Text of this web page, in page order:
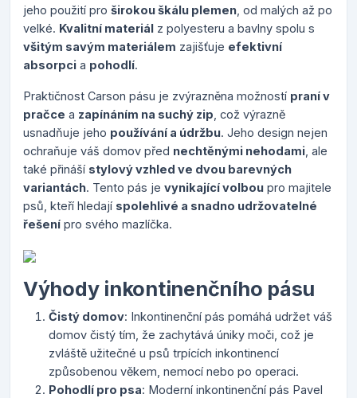
jeho použití pro širokou škálu plemen , od malých až po
velké. Kvalitní materiál z polyesteru a bavlny spolu s
všitým savým materiálem zajišťuje efektivní
absorpci a pohodlí.
Praktičnost Carson pásu je zvýrazněna možností praní v
pračce a zapínáním na suchý zip , což výrazně
usnadňuje jeho používání a údržbu. Jeho design nejen
ochraňuje váš domov před nechtěnými nehodami , ale
také přináší stylový vzhled ve dvou barevných
variantách. Tento pás je vynikající volbou pro majitele
psů, kteří hledají spolehlivé a snadno udržovatelné
řešení pro svého mazlíčka.
Výhody inkontinenčního pásu
Čistý domov: Inkontinenční pás pomáhá udržet váš
domov čistý tím, že zachytává úniky moči, což je
zvláště užitečné u psů trpících inkontinencí
způsobenou věkem, nemocí nebo po operaci.
Pohodlí pro psa: Moderní inkontinenční pás Pavel